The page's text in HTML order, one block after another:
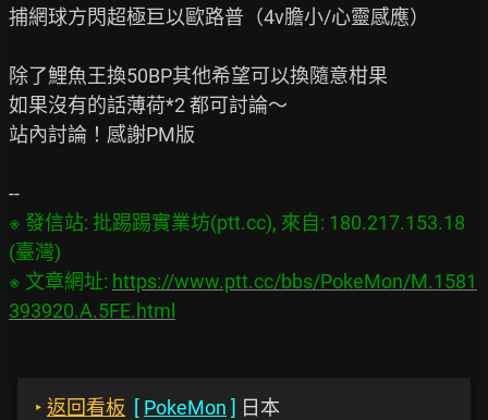
捕網球方閃超極巨以歐路普（4v膽小/心靈感應）
除了鯉魚王換50BP其他希望可以換隨意柑果
如果沒有的話薄荷*2 都可討論～
站內討論！感謝PM版
※ 發信站: 批踢踢實業坊(ptt.cc), 來自: 180.217.153.18
(臺灣)
※ 文章網址: https://www.ptt.cc/bbs/PokeMon/M.1581
393920.A.5FE.html
‣ 返回看板 [ PokeMon ] 日本